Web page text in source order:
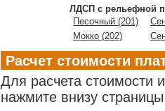
ЛДСП с рельефной
Песочный (201)
Мокко (202)
Расчет стоимости
Для расчета стоимости
нажмите внизу